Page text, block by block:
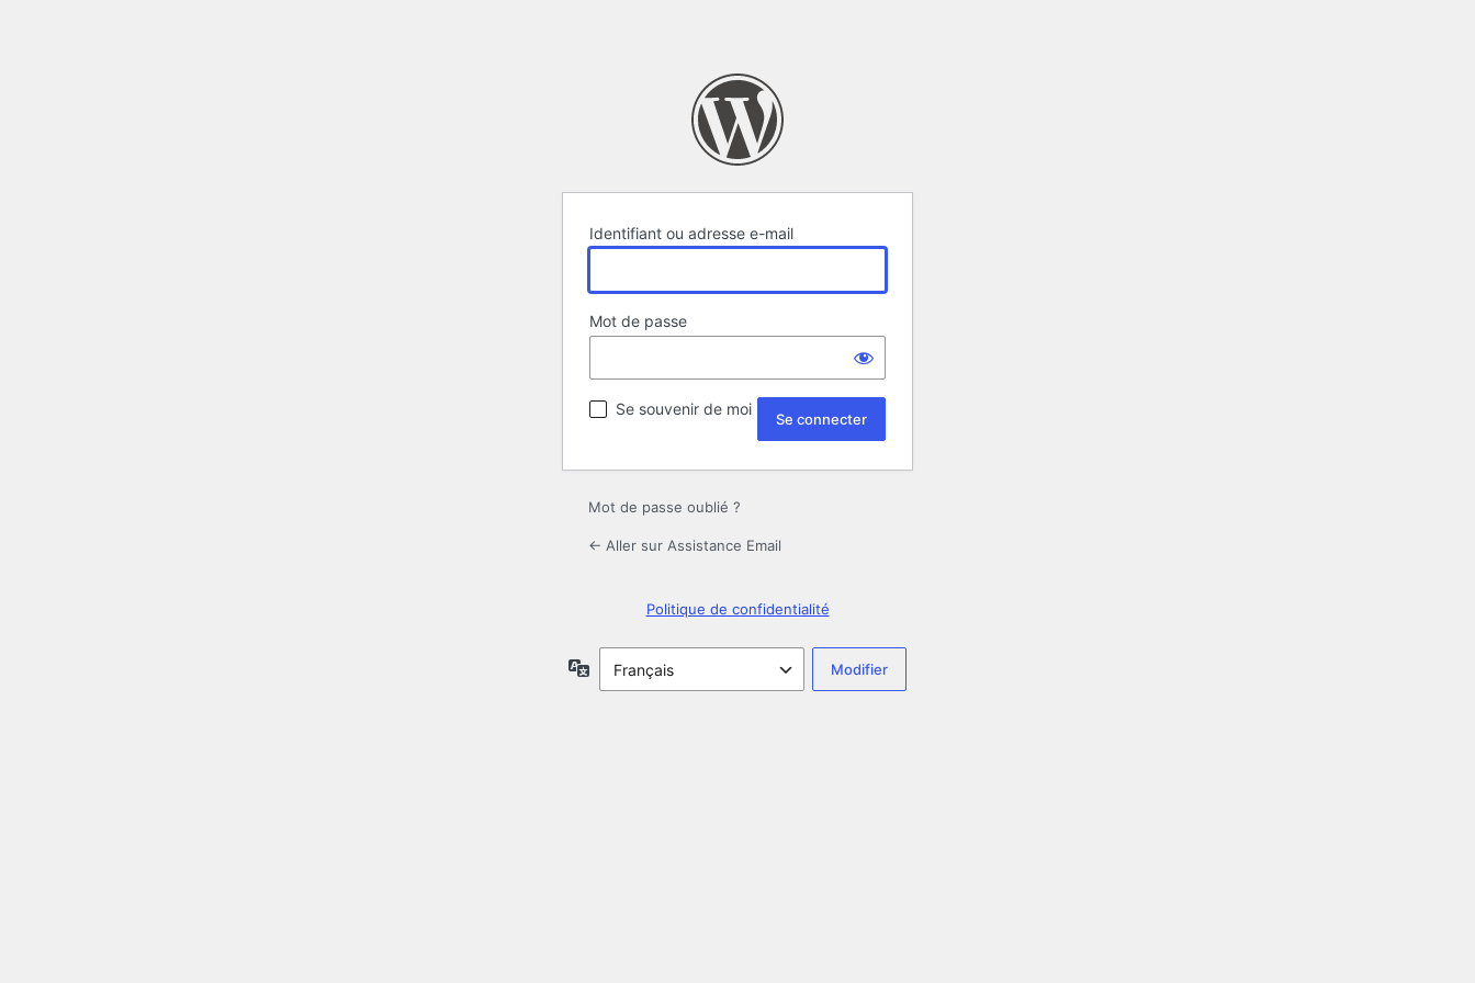
Identifiant ou adresse e-mail
Mot de passe
Se souvenir de moi
Mot de passe oublié ?
← Aller sur Assistance Email
Politique de confidentialité
Langue